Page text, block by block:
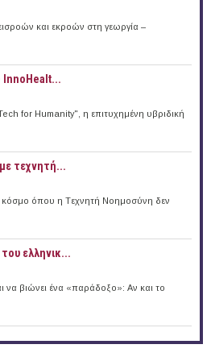
και εκροών στη γεωργία –
InnoHealt...
for Humanity", η επιτυχημένη υβριδική
τεχνητή...
κόσμο όπου η Tεχνητή Nοημοσύνη δεν
ελληνικ...
να βιώνει ένα «παράδοξο»: Αν και το